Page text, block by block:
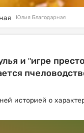
Юлия Благодарная
и "игре
историей о